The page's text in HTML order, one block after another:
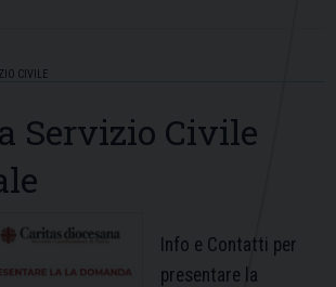
CIVILE
Servizio Civile
Info e Contatti per
presentare la